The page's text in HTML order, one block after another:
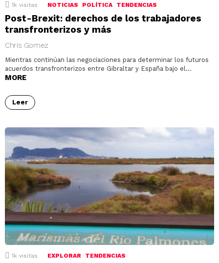
1k visitas NOTICIAS POLÍTICA TENDENCIAS
Post-Brexit: derechos de los trabajadores
transfronterizos y más
Chris Gomez
Mientras continúan las negociaciones para determinar los futuros
acuerdos transfronterizos entre Gibraltar y España bajo el…
MORE
Leer
1k visitas EXPLORAR TENDENCIAS